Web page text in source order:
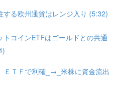
する欧州通貨はレンジ入り (5:32)
トコインETFはゴールドとの共通
ＥＴＦで利確_→_米株に資金流出